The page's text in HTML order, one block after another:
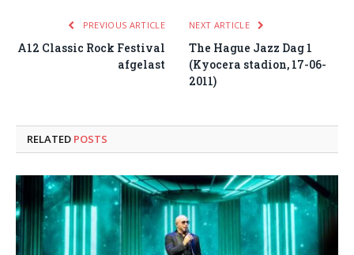
PREVIOUS ARTICLE
A12 Classic Rock Festival
afgelast
NEXT ARTICLE
The Hague Jazz Dag 1
(Kyocera stadion, 17-06-
2011)
RELATED POSTS